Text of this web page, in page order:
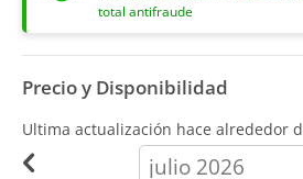
total antifraude
Precio y Disponibilidad
Ultima actualización hace alrededor
calendar-